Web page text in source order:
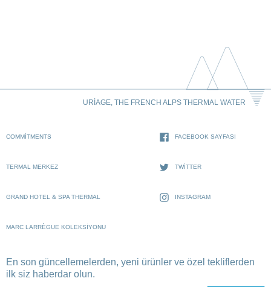
URIAGE, THE FRENCH ALPS THERMAL WATER
COMMITMENTS
TERMAL MERKEZ
GRAND HOTEL & SPA THERMAL
MARC LARRÈGUE KOLEKSIYONU
FACEBOOK SAYFASI
TWITTER
INSTAGRAM
En son güncellemelerden, yeni ürünler ve özel tekliflerden
ilk siz haberdar olun.